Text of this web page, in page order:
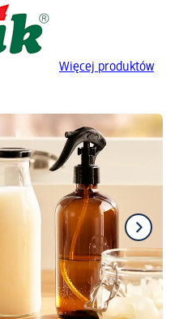
Więcej produktów